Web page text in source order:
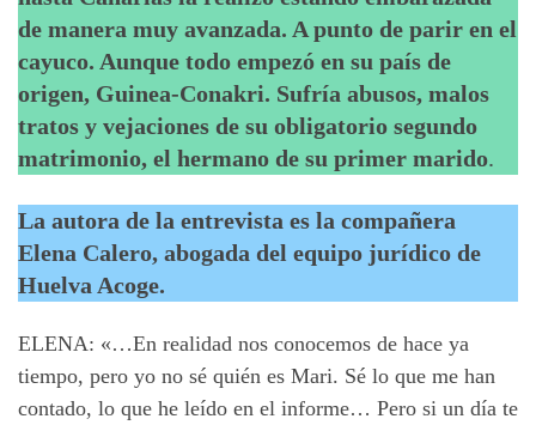
de manera muy avanzada. A punto de parir en el
cayuco. Aunque todo empezó en su país de
origen, Guinea-Conakri. Sufría abusos, malos
tratos y vejaciones de su obligatorio segundo
matrimonio, el hermano de su primer marido.
La autora de la entrevista es la compañera
Elena Calero, abogada del equipo jurídico de
Huelva Acoge.
ELENA: «…En realidad nos conocemos de hace ya
tiempo, pero yo no sé quién es Mari. Sé lo que me han
contado, lo que he leído en el informe… Pero si un día te